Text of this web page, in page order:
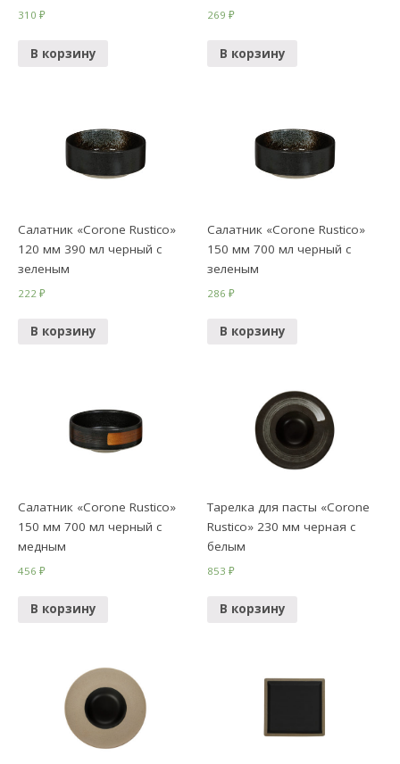
310₽
В корзину
269₽
В корзину
Салатник «Corone Rustico»
120 мм 390 мл черный с
зеленым
222₽
В корзину
Салатник «Corone Rustico»
150 мм 700 мл черный с
зеленым
286₽
В корзину
Салатник «Corone Rustico»
150 мм 700 мл черный с
медным
456₽
В корзину
Тарелка для пасты «Corone
Rustico» 230 мм черная с
белым
853₽
В корзину